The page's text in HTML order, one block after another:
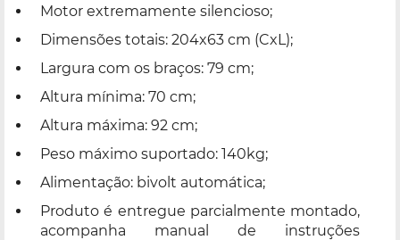
Motor extremamente silencioso;
Dimensões totais: 204x63 cm (CxL);
Largura com os braços: 79 cm;
Altura mínima: 70 cm;
Altura máxima: 92 cm;
Peso máximo suportado: 140kg;
Alimentação: bivolt automática;
Produto é entregue parcialmente montado,
acompanha manual de instruções